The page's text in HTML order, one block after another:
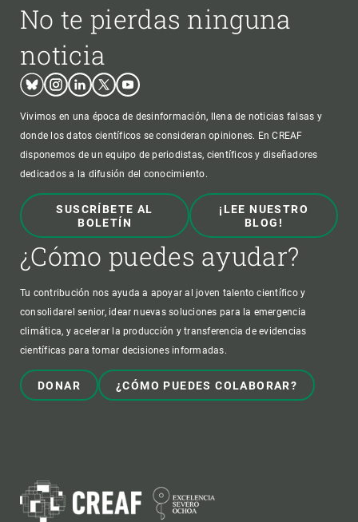
No te pierdas ninguna
noticia
BlueskyInstagram
LinkedinTwitterYoutube
Vivimos en una época de desinformación, llena de noticias falsas y
donde los datos científicos se consideran opiniones. En CREAF
disponemos de un equipo de periodistas, científicos y diseñadores
dedicados a la difusión del conocimiento.
SUSCRÍBETE AL
BOLETÍN
¡LEE NUESTRO
BLOG!
¿Cómo puedes ayudar?
Tu contribución nos ayuda a apoyar al joven talento científico y
consolidarel senior, idear nuevas soluciones para la emergencia
climática, y acelerar la producción y transferencia de evidencias
científicas para tomar decisiones informadas.
DONAR ¿CÓMO PUEDES COLABORAR?